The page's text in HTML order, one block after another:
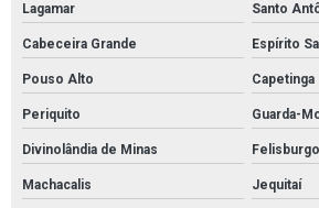
Lagamar Santo
Cabeceira Grande Espírito
Pouso Alto Capetinga
Periquito Guarda-
Divinolândia de Minas Felisburgo
Machacalis Jequitaí